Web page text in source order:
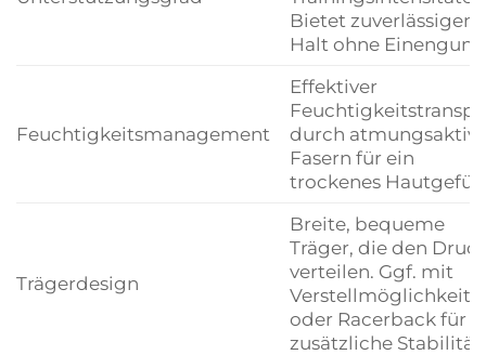
Bietet zuverlässigen
Halt ohne
Feuchtigkeitsmanagement
Effektiver
durch
Fasern für ein
trockenes
Trägerdesign
Breite, bequeme
Träger, die den
verteilen. Ggf. mit
oder Racerback für
zusätzliche Stabilität.